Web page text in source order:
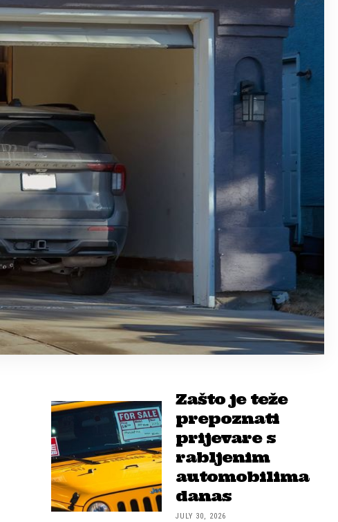
Zašto je teže
prepoznati
prijevare s
rabljenim
automobilima
danas
JULY 30, 2026